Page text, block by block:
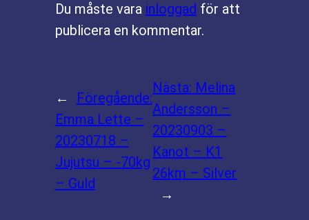
Du måste vara inloggad för att
publicera en kommentar.
←
Föregående:
Emma Lette –
20230718 –
Jujutsu – -70kg
– Guld
Nästa: Melina
Andersson –
20230903 –
Kanot – K1
26km – Silver
→